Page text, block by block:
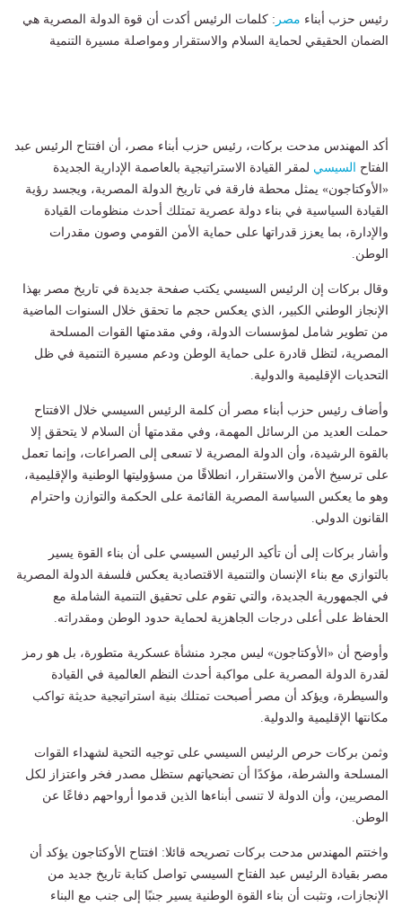
رئيس حزب أبناء مصر : كلمات الرئيس أكدت أن قوة الدولة المصرية هي
الضمان الحقيقي لحماية السلام والاستقرار ومواصلة مسيرة التنمية
أكد المهندس مدحت بركات، رئيس حزب أبناء مصر، أن افتتاح الرئيس عبد
الفتاح
السيسي لمقر القيادة الاستراتيجية بالعاصمة الإدارية الجديدة
«الأوكتاجون» يمثل محطة فارقة في تاريخ الدولة المصرية، ويجسد رؤية
القيادة السياسية في بناء دولة عصرية تمتلك أحدث منظومات القيادة
والإدارة، بما يعزز قدراتها على حماية الأمن القومي وصون مقدرات
الوطن.
وقال بركات إن الرئيس السيسي يكتب صفحة جديدة في تاريخ مصر بهذا
الإنجاز الوطني الكبير، الذي يعكس حجم ما تحقق خلال السنوات الماضية
من تطوير شامل لمؤسسات الدولة، وفي مقدمتها القوات المسلحة
المصرية، لتظل قادرة على حماية الوطن ودعم مسيرة التنمية في ظل
التحديات الإقليمية والدولية.
وأضاف رئيس حزب أبناء مصر أن كلمة الرئيس السيسي خلال الافتتاح
حملت العديد من الرسائل المهمة، وفي مقدمتها أن السلام لا يتحقق إلا
بالقوة الرشيدة، وأن الدولة المصرية لا تسعى إلى الصراعات، وإنما تعمل
على ترسيخ الأمن والاستقرار، انطلاقًا من مسؤوليتها الوطنية والإقليمية،
وهو ما يعكس السياسة المصرية القائمة على الحكمة والتوازن واحترام
القانون الدولي.
وأشار بركات إلى أن تأكيد الرئيس السيسي على أن بناء القوة يسير
بالتوازي مع بناء الإنسان والتنمية الاقتصادية يعكس فلسفة الدولة المصرية
في الجمهورية الجديدة، والتي تقوم على تحقيق التنمية الشاملة مع
الحفاظ على أعلى درجات الجاهزية لحماية حدود الوطن ومقدراته.
وأوضح أن «الأوكتاجون» ليس مجرد منشأة عسكرية متطورة، بل هو رمز
لقدرة الدولة المصرية على مواكبة أحدث النظم العالمية في القيادة
والسيطرة، ويؤكد أن مصر أصبحت تمتلك بنية استراتيجية حديثة تواكب
مكانتها الإقليمية والدولية.
وثمن بركات حرص الرئيس السيسي على توجيه التحية لشهداء القوات
المسلحة والشرطة، مؤكدًا أن تضحياتهم ستظل مصدر فخر واعتزاز لكل
المصريين، وأن الدولة لا تنسى أبناءها الذين قدموا أرواحهم دفاعًا عن
الوطن.
واختتم المهندس مدحت بركات تصريحه قائلا: افتتاح الأوكتاجون يؤكد أن
مصر بقيادة الرئيس عبد الفتاح السيسي تواصل كتابة تاريخ جديد من
الإنجازات، وتثبت أن بناء القوة الوطنية يسير جنبًا إلى جنب مع البناء